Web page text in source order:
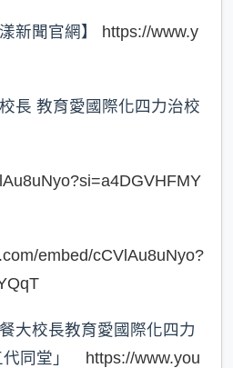
新聞官網】 https://www.y
長 教育愛國際化四力治校
embed/cCVlAu8uNyo?
大校長教育愛國際化四力
代同堂」 https://www.you